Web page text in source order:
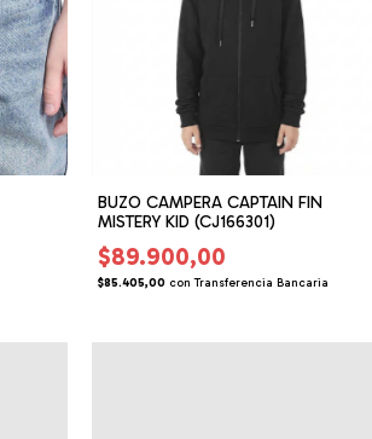
BUZO CAMPERA CAPTAIN FIN
MISTERY KID (CJ166301)
$89.900,00
$85.405,00 con Transferencia Bancaria